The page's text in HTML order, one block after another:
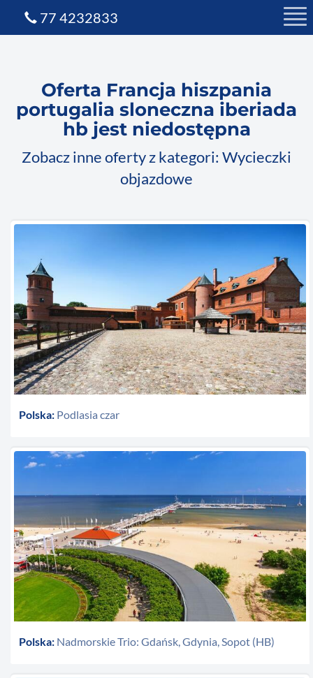
Oferta Francja hiszpania
portugalia sloneczna iberiada
hb jest niedostępna
Zobacz inne oferty z kategori: Wycieczki
objazdowe
Polska: Podlasia czar
Polska: Nadmorskie Trio: Gdańsk, Gdynia, Sopot (HB)
77 4232833